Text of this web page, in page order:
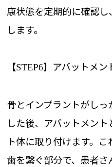
康状態を定期的に確認
します。
【STEP6】アバットメン
骨とインプラントがし
した後、アバットメン
ト体に取り付けます。
歯を繋ぐ部分で、患者